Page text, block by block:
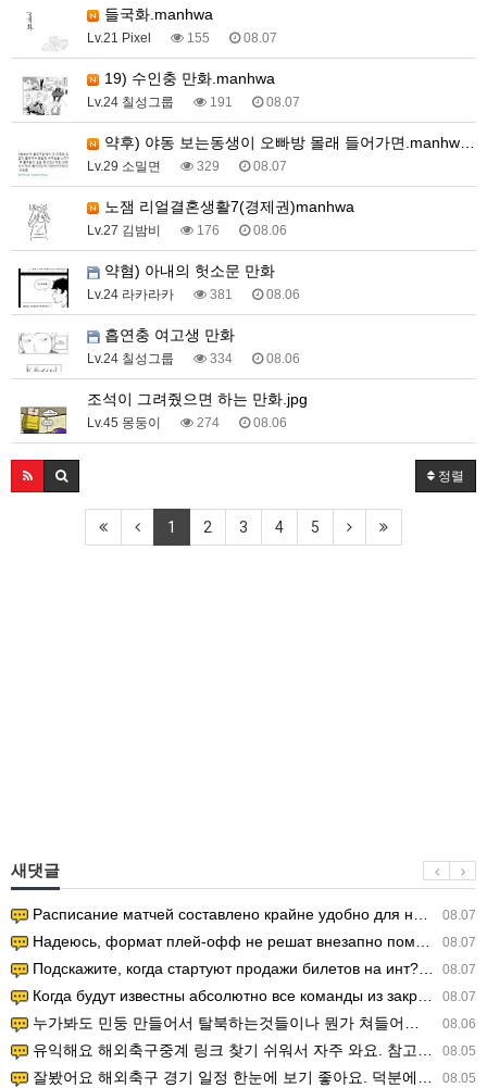
들국화.manhwa
Lv.21 Pixel 155 08.07
19) 수인충 만화.manhwa
Lv.24 칠성그룹 191 08.07
약후) 야동 보는동생이 오빠방 몰래 들어가면.manhw…
Lv.29 소밀면 329 08.07
노잼 리얼결혼생활7(경제권)manhwa
Lv.27 김밤비 176 08.06
약혐) 아내의 헛소문 만화
Lv.24 라카라카 381 08.06
흡연충 여고생 만화
Lv.24 칠성그룹 334 08.06
조석이 그려줬으면 하는 만화.jpg
Lv.45 몽둥이 274 08.06
정렬
1 2 3 4 5
새댓글
08.07
Расписание матчей составлено крайне удобно для нашего часово…
08.07
Надеюсь, формат плей-офф не решат внезапно поменять. https:/…
08.07
Подскажите, когда стартуют продажи билетов на инт? https://g…
08.07
Когда будут известны абсолютно все команды из закрытых квали…
08.06
누가봐도 민둥 만들어서 탈북하는것들이나 뭔가 쳐들어오는 낌새를 미리 알아차리기 위함이지 저걸 전쟁준비라고 하…
08.05
유익해요 해외축구중계 링크 찾기 쉬워서 자주 와요. 참고로 무료스포츠중계 정보 확인할 때 출처 꼭 체크해요.…
08.05
잘봤어요 해외축구 경기 일정 한눈에 보기 좋아요. 덕분에 epl중계 볼 때 공식 중계 채널 먼저 찾아봐요. …